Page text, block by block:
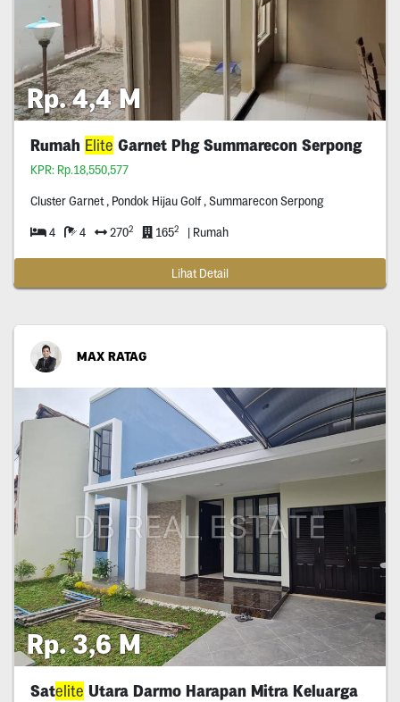
Rp. 4,4 M
Rumah Elite Garnet Phg Summarecon Serpong
KPR: Rp.18,550,577
Cluster Garnet , Pondok Hijau Golf , Summarecon Serpong
4 4 2702 1652 | Rumah
Lihat Detail
MAX RATAG
Rp. 3,6 M
Satelite Utara Darmo Harapan Mitra Keluarga